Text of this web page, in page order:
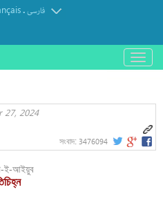
.فارسی
باز
و
کردن
নতুন নজির সিন্সিনাটির ওয়েস্টউড
27, 2024
সংবাদ: 3476094
ই-আইয়ুব